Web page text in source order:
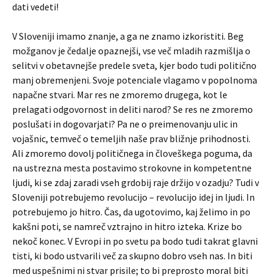
dati vedeti!
V Sloveniji imamo znanje, a ga ne znamo izkoristiti. Beg
možganov je čedalje opaznejši, vse več mladih razmišlja o
selitvi v obetavnejše predele sveta, kjer bodo tudi politično
manj obremenjeni. Svoje potenciale vlagamo v popolnoma
napačne stvari. Mar res ne zmoremo drugega, kot le
prelagati odgovornost in deliti narod? Se res ne zmoremo
poslušati in dogovarjati? Pa ne o preimenovanju ulic in
vojašnic, temveč o temeljih naše prav bližnje prihodnosti.
Ali zmoremo dovolj političnega in človeškega poguma, da
na ustrezna mesta postavimo strokovne in kompetentne
ljudi, ki se zdaj zaradi vseh grdobij raje držijo v ozadju? Tudi v
Sloveniji potrebujemo revolucijo – revolucijo idej in ljudi. In
potrebujemo jo hitro. Čas, da ugotovimo, kaj želimo in po
kakšni poti, se namreč vztrajno in hitro izteka. Krize bo
nekoč konec. V Evropi in po svetu pa bodo tudi takrat glavni
tisti, ki bodo ustvarili več za skupno dobro vseh nas. In biti
med uspešnimi ni stvar prisile; to bi preprosto moral biti